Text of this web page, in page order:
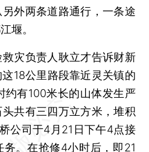
外两条道路通行，一条途
堰。
灾负责人耿立才告诉财新
18公里路段靠近灵关镇的
约有100米长的山体发生严
共有三四万立方米，堆积
公司于4月21日下午4点接
。在抢修4小时后，即21